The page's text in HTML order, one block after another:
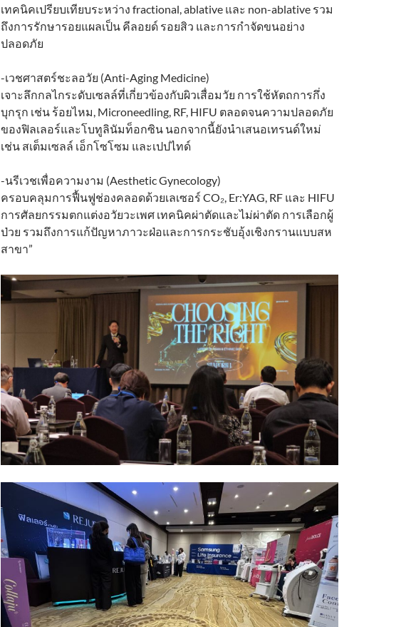
เทคนิคเปรียบเทียบระหว่าง fractional, ablative และ non-ablative รวม
ถึงการรักษารอยแผลเป็น คีลอยด์ รอยสิว และการกำจัดขนอย่าง
ปลอดภัย
-เวชศาสตร์ชะลอวัย (Anti-Aging Medicine)
เจาะลึกกลไกระดับเซลล์ที่เกี่ยวข้องกับผิวเสื่อมวัย การใช้หัตถการกึ่ง
บุกรุก เช่น ร้อยไหม, Microneedling, RF, HIFU ตลอดจนความปลอดภัย
ของฟิลเลอร์และโบทูลินัมท็อกซิน นอกจากนี้ยังนำเสนอเทรนด์ใหม่
เช่น สเต็มเซลล์ เอ็กโซโซม และเปปไทด์
-นรีเวชเพื่อความงาม (Aesthetic Gynecology)
ครอบคลุมการฟื้นฟูช่องคลอดด้วยเลเซอร์ CO₂, Er:YAG, RF และ HIFU
การศัลยกรรมตกแต่งอวัยวะเพศ เทคนิคผ่าตัดและไม่ผ่าตัด การเลือกผู้
ป่วย รวมถึงการแก้ปัญหาภาวะฝ่อและการกระชับอุ้งเชิงกรานแบบสห
สาขา”